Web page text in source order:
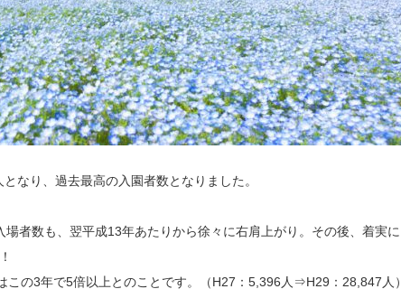
なり、過去最高の入園者数となりました。
者数も、翌平成13年あたりから徐々に右肩上がり。その後、着実に
の3年で5倍以上とのことです。（H27：5,396人⇒H29：28,847人）